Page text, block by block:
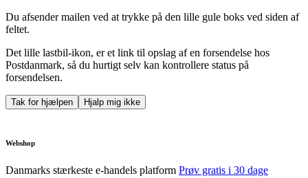
Du afsender mailen ved at trykke på den lille gule boks ved siden af
feltet.
Det lille lastbil-ikon, er et link til opslag af en forsendelse hos
Postdanmark, så du hurtigt selv kan kontrollere status på
forsendelsen.
Tak for hjælpen Hjalp mig ikke
Webshop
Danmarks stærkeste e-handels platform Prøv gratis i 30 dage